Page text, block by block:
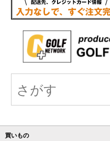
買いもの